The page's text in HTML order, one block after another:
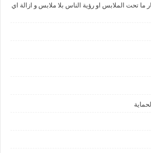
تحت الملابس او رؤية الناس بلا ملابس و ازالة اي